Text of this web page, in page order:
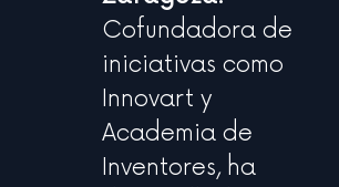
Cofundadora de
iniciativas como
Innovart y
Academia de
Inventores, ha